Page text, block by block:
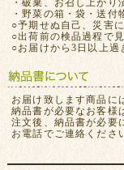
・野菜の箱・袋・送付
○予期せぬ自己、災害
○出荷前の検品過程で
○お届けから3日以上過
お届け致します商品に
納品書が必要なお客様
注文後、納品書が必要
お電話でご連絡くださ